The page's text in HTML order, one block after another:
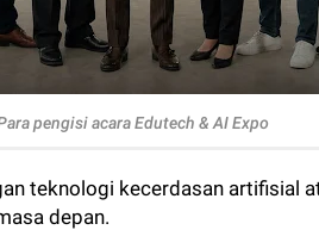
pengisi acara Edutech & AI Expo
teknologi kecerdasan artifisial
depan.